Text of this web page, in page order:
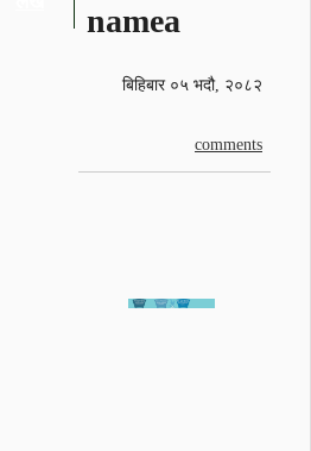
namea
बिहिबार ०५ भदौ, २०८२
comments